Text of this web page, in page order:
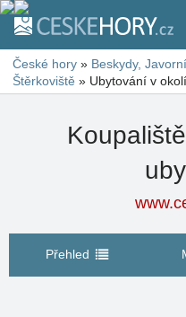
České hory » Beskydy,
Štěrkoviště » Ubytování v okolí
Přehled